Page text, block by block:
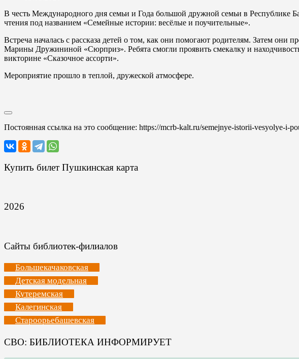
В честь Международного дня семьи и Года большой дружной семьи в Республике
чтения под названием «Семейные истории: весёлые и поучительные».
Встреча началась с рассказа детей о том, как они помогают родителям. Затем
Марины Дружининой «Сюрприз». Ребята смогли проявить смекалку и
викторине «Сказочное ассорти».
Мероприятие прошло в теплой, дружеской атмосфере.
Постоянная ссылка на это сообщение: https://mcrb-kalt.ru/semejnye-istorii-vesyolye-i-
Купить билет Пушкинская карта
2026
Сайты библиотек-филиалов
Большекачаковская
Детская модельная
Кутеремская
Калегинская
Староорьебашевская
СВО: БИБЛИОТЕКА ИНФОРМИРУЕТ